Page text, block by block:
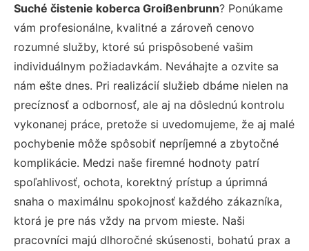
Suché čistenie koberca Groißenbrunn? Ponúkame
vám profesionálne, kvalitné a zároveň cenovo
rozumné služby, ktoré sú prispôsobené vašim
individuálnym požiadavkám. Neváhajte a ozvite sa
nám ešte dnes. Pri realizácií služieb dbáme nielen na
precíznosť a odbornosť, ale aj na dôslednú kontrolu
vykonanej práce, pretože si uvedomujeme, že aj malé
pochybenie môže spôsobiť nepríjemné a zbytočné
komplikácie. Medzi naše firemné hodnoty patrí
spoľahlivosť, ochota, korektný prístup a úprimná
snaha o maximálnu spokojnosť každého zákazníka,
ktorá je pre nás vždy na prvom mieste. Naši
pracovníci majú dlhoročné skúsenosti, bohatú prax a